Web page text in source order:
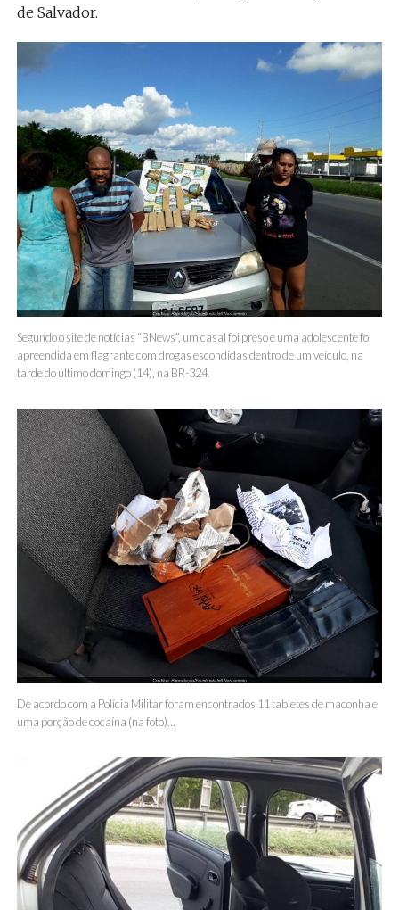
de Salvador.
Segundo o site de notícias “BNews”, um casal foi preso e uma adolescente foi
apreendida em flagrante com drogas escondidas dentro de um veículo, na
tarde do último domingo (14), na BR-324.
De acordo com a Polícia Militar foram encontrados 11 tabletes de maconha e
uma porção de cocaína (na foto)…